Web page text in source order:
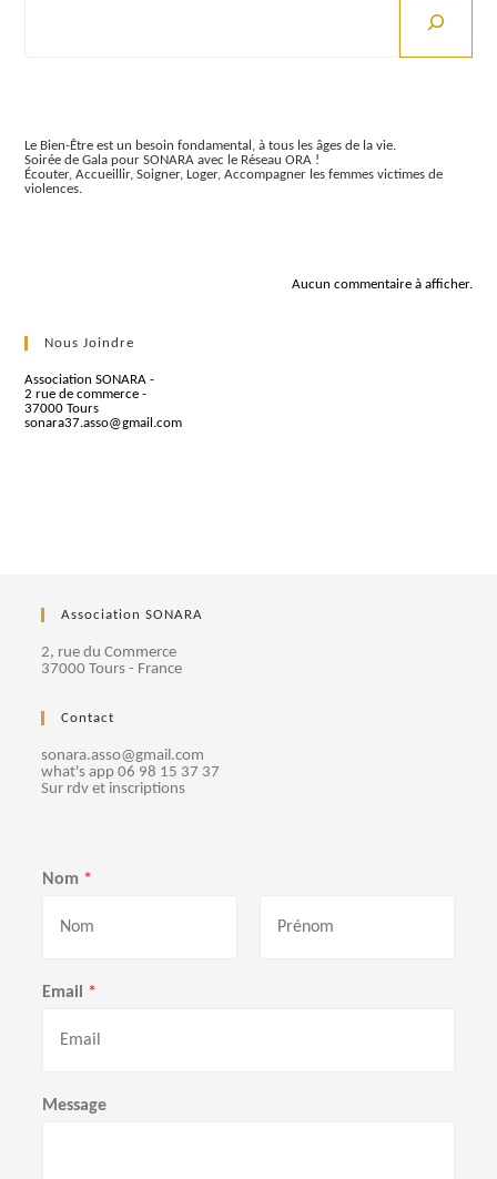
Le Bien-Être est un besoin fondamental, à tous les âges de la vie.
Soirée de Gala pour SONARA avec le Réseau ORA !
Écouter, Accueillir, Soigner, Loger, Accompagner les femmes victimes de
violences.
Aucun commentaire à afficher.
Nous Joindre
Association SONARA -
2 rue de commerce -
37000 Tours
sonara37.asso@gmail.com
Association SONARA
2, rue du Commerce
37000 Tours - France
Contact
sonara.asso@gmail.com
what's app 06 98 15 37 37
Sur rdv et inscriptions
Nom *
r
é
Email *
Message